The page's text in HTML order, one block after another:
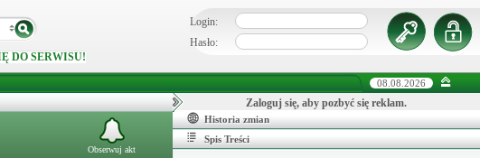
DO SERWISU!
Login:
Hasło:
08.08.2026
Obserwuj akt
Zaloguj się, aby pozbyć się reklam.
Historia zmian
Spis Treści